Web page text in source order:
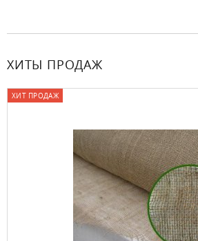
ХИТЫ ПРОДАЖ
ХИТ ПРОДАЖ